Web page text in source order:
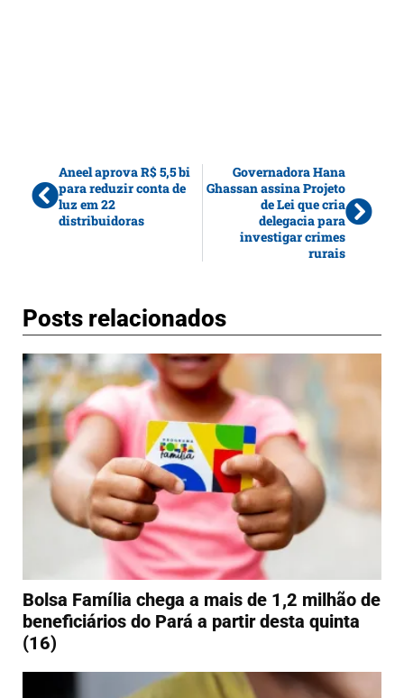
Aneel aprova R$ 5,5 bi
para reduzir conta de
luz em 22
distribuidoras
Governadora Hana
Ghassan assina Projeto
de Lei que cria
delegacia para
investigar crimes
rurais
Posts relacionados
Bolsa Família chega a mais de 1,2 milhão de
beneficiários do Pará a partir desta quinta
(16)